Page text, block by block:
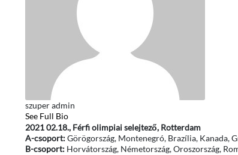
szuper admin
See Full Bio
2021 02.18., Férfi olimpiai selejtező, Rotterdam
A-csoport:Görögország, Montenegró, Brazília, Kanada,
B-csoport:Horvátország, Németország, Oroszország,